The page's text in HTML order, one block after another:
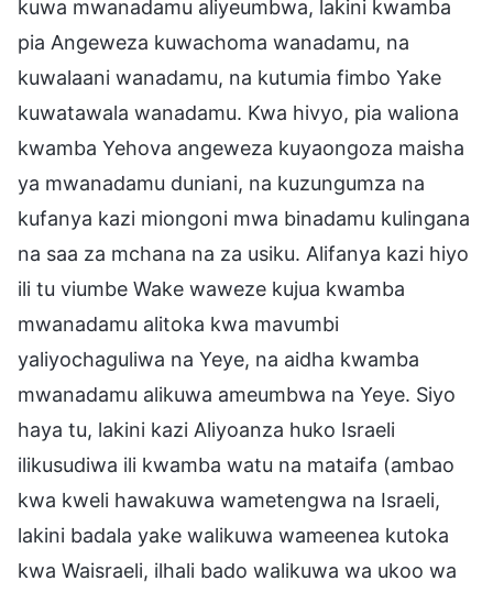
kuwa mwanadamu aliyeumbwa, lakini kwamba
pia Angeweza kuwachoma wanadamu, na
kuwalaani wanadamu, na kutumia fimbo Yake
kuwatawala wanadamu. Kwa hivyo, pia waliona
kwamba Yehova angeweza kuyaongoza maisha
ya mwanadamu duniani, na kuzungumza na
kufanya kazi miongoni mwa binadamu kulingana
na saa za mchana na za usiku. Alifanya kazi hiyo
ili tu viumbe Wake waweze kujua kwamba
mwanadamu alitoka kwa mavumbi
yaliyochaguliwa na Yeye, na aidha kwamba
mwanadamu alikuwa ameumbwa na Yeye. Siyo
haya tu, lakini kazi Aliyoanza huko Israeli
ilikusudiwa ili kwamba watu na mataifa (ambao
kwa kweli hawakuwa wametengwa na Israeli,
lakini badala yake walikuwa wameenea kutoka
kwa Waisraeli, ilhali bado walikuwa wa ukoo wa